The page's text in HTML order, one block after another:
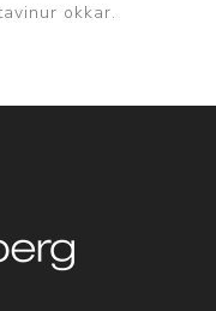
okkar.